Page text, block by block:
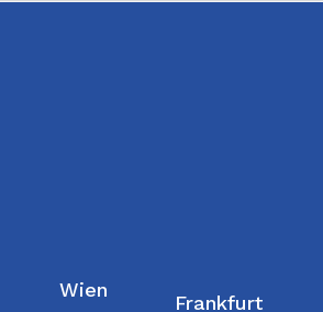
Wien
Frankfurt